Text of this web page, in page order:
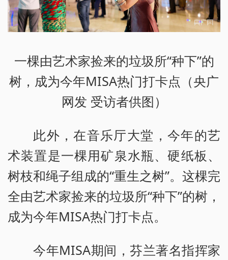
一棵由艺术家捡来的垃圾所“种下”的
树，成为今年MISA热门打卡点（央广
网发 受访者供图）
此外，在音乐厅大堂，今年的艺
术装置是一棵用矿泉水瓶、硬纸板、
树枝和绳子组成的“重生之树”。这棵完
全由艺术家捡来的垃圾所“种下”的树，
成为今年MISA热门打卡点。
今年MISA期间，芬兰著名指挥家